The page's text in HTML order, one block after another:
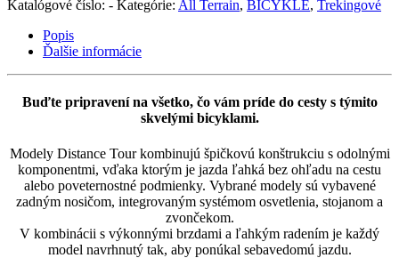
Katalógové číslo: - Kategórie: All Terrain, BICYKLE, Trekingové
Popis
Ďalšie informácie
Buďte pripravení na všetko, čo vám príde do cesty s týmito
skvelými bicyklami.
Modely Distance Tour kombinujú špičkovú konštrukciu s odolnými
komponentmi, vďaka ktorým je jazda ľahká bez ohľadu na cestu
alebo poveternostné podmienky. Vybrané modely sú vybavené
zadným nosičom, integrovaným systémom osvetlenia, stojanom a
zvončekom.
V kombinácii s výkonnými brzdami a ľahkým radením je každý
model navrhnutý tak, aby ponúkal sebavedomú jazdu.